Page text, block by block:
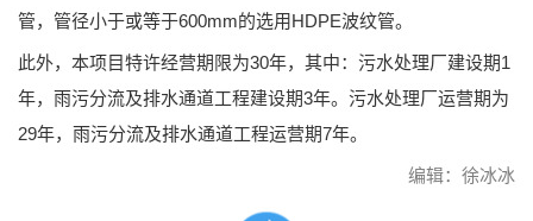
管，管径小于或等于600mm的选用HDPE波纹管。
此外，本项目特许经营期限为30年，其中：污水处理厂建设期1
年，雨污分流及排水通道工程建设期3年。污水处理厂运营期为
29年，雨污分流及排水通道工程运营期7年。
编辑：徐冰冰